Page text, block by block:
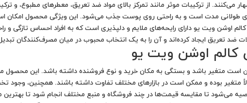
می‌کنند. از ترکیبات موثر مانند تمرکز بالای مواد ضد تعریق، معطرهای مطبوع، و
طولانی مدت است و به راحتی روی پوست جذب می‌شود. این ویژگی محصول امکان
کالم اوشن ویت یو دارای رایحه‌های ملایم و دلپذیری است که به افراد احساس تازگی و
ضد تعریق ایجاد کرده‌اند و آن را به یک انتخاب محبوب در میان مصرف‌کنندگان تبدیل
اوشن ویت یو
متغیر باشد و بستگی به مکان خرید و نوع فروشنده داشته باشد. این محصول
متغیر بوده و ممکن است در بازارهای مختلف تفاوت داشته باشند. همچنین، وجود
می‌شود تا مقایسه قیمت‌ها در چند فروشگاه و منبع مختلف انجام شود تا بهترین